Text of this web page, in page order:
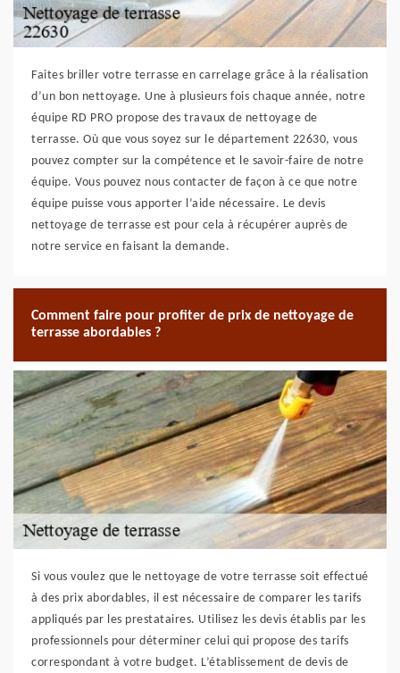
Faites briller votre terrasse en carrelage grâce à la réalisation
d’un bon nettoyage. Une à plusieurs fois chaque année, notre
équipe RD PRO propose des travaux de nettoyage de
terrasse. Où que vous soyez sur le département 22630, vous
pouvez compter sur la compétence et le savoir-faire de notre
équipe. Vous pouvez nous contacter de façon à ce que notre
équipe puisse vous apporter l’aide nécessaire. Le devis
nettoyage de terrasse est pour cela à récupérer auprès de
notre service en faisant la demande.
Comment faire pour profiter de prix de nettoyage de
terrasse abordables ?
Si vous voulez que le nettoyage de votre terrasse soit effectué
à des prix abordables, il est nécessaire de comparer les tarifs
appliqués par les prestataires. Utilisez les devis établis par les
professionnels pour déterminer celui qui propose des tarifs
correspondant à votre budget. L’établissement de devis de